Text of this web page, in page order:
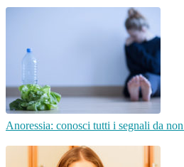
Anoressia: conosci tutti i segnali da